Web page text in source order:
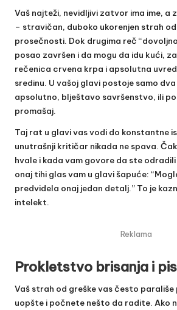
Vaš najteži, nevidljivi zatvor ima ime, a
– stravičan, duboko ukorenjen strah
prosečnosti. Dok drugima reč
posao završen i da mogu da idu kući,
rečenica crvena krpa i apsolutna
sredinu. U vašoj glavi postoje samo
apsolutno, blještavo savršenstvo, ili
promašaj.
Taj rat u glavi vas vodi do konstantne
unutrašnji kritičar nikada ne spava.
hvale i kada vam govore da ste
onaj tihi glas vam u glavi šapuće:
predvidela onaj jedan detalj.” To je
intelekt.
Reklama
Prokletstvo brisanja i
Vaš strah od greške vas često parališe
uopšte i počnete nešto da radite. Ako